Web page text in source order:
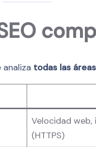
todas las
Velocidad
(HTTPS)